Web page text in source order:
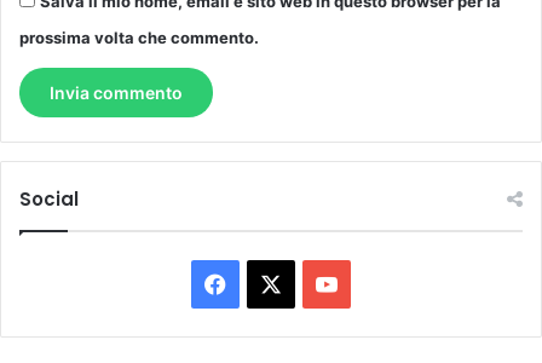
prossima volta che commento.
Social
Facebook You
Tube